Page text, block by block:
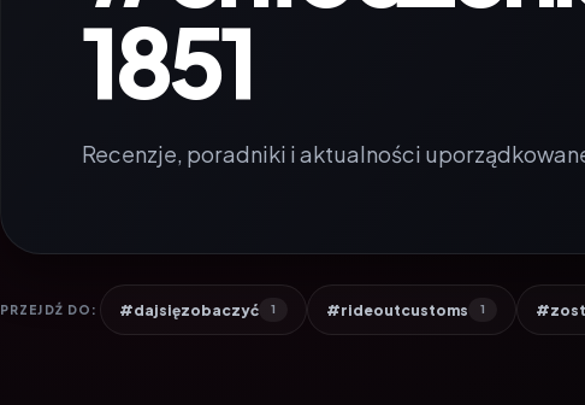
1851
Recenzje, poradniki i aktualności
PRZEJDŹ DO: #dajsięzobaczyć 1 #rideoutcustoms 1